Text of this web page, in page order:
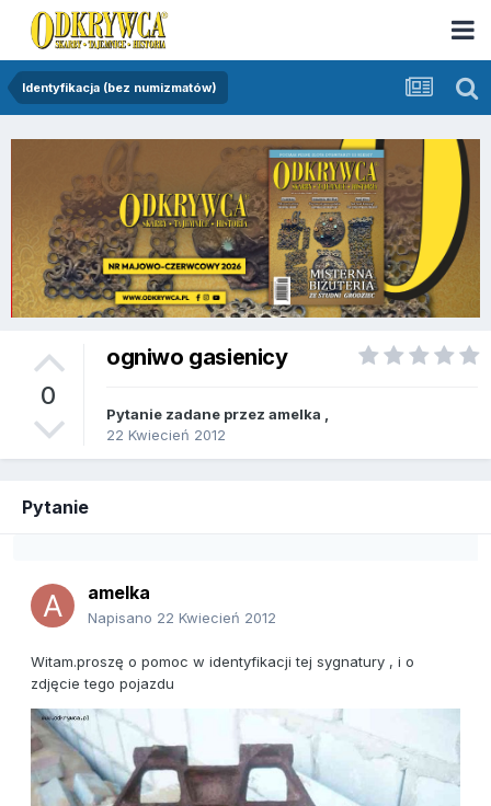
Identyfikacja (bez numizmatów)
0
ogniwo gasienicy
Pytanie zadane przez amelka
22 Kwiecień 2012
Pytanie
amelka
Napisano 22 Kwiecień 2012
Witam.proszę o pomoc w identyfikacji tej sygnatury , i o
zdjęcie tego pojazdu